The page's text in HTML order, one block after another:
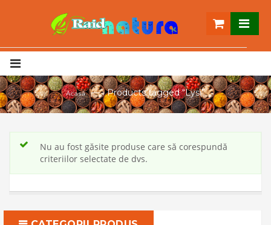
Acasă — ›Products tagged “Lysi”
Nu au fost găsite produse care să corespundă
criteriilor selectate de dvs.